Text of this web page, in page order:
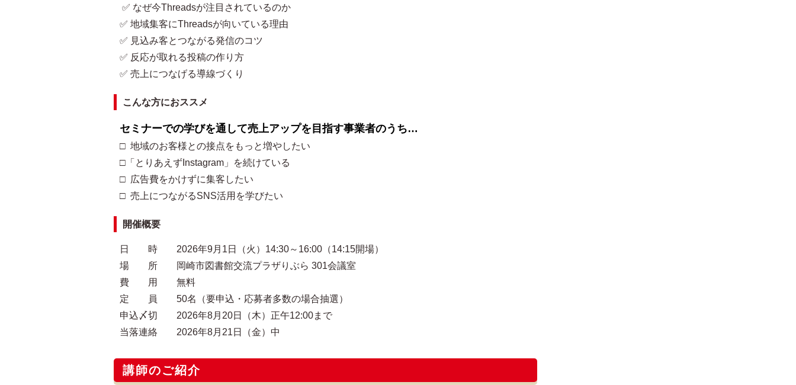
✅ なぜ今Threadsが注目されているのか
✅ 地域集客にThreadsが向いている理由
✅ 見込み客とつながる発信のコツ
✅ 反応が取れる投稿の作り方
✅ 売上につなげる導線づくり
こんな方におススメ
セミナーでの学びを通して売上アップを目指す事業者のうち…
□ 地域のお客様との接点をもっと増やしたい
□「とりあえずInstagram」を続けている
□ 広告費をかけずに集客したい
□ 売上につながるSNS活用を学びたい
開催概要
日 時 2026年9月1日（火）14:30～16:00（14:15開場）
場 所 岡崎市図書館交流プラザりぶら 301会議室
費 用 無料
定 員 50名（要申込・応募者多数の場合抽選）
申込〆切 2026年8月20日（木）正午12:00まで
当落連絡 2026年8月21日（金）中
講師のご紹介